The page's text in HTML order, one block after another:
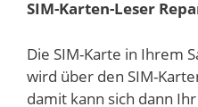
SIM-Karten-Leser
Die SIM-Karte in Ihrem
wird über den SIM-
damit kann sich dann